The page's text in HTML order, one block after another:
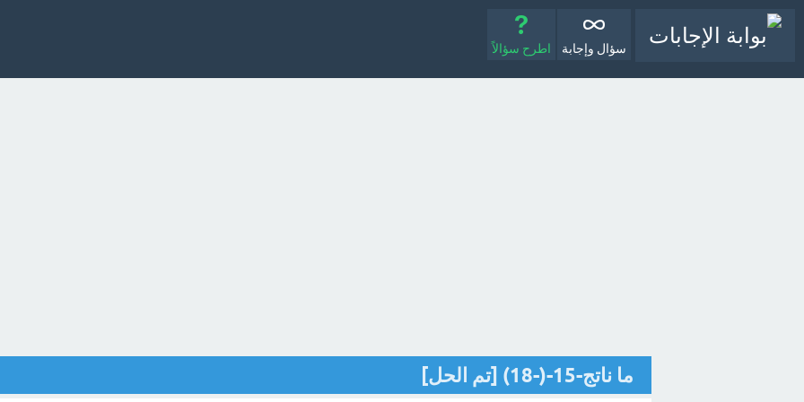
سؤال وإجابة اطرح سؤالاً
ما ناتج-15-(-18) [تم الحل]